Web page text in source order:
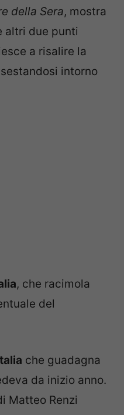
della Sera, mostra
altri due punti
a risalire la
intorno
, che racimola
del
che guadagna
da inizio anno.
Matteo Renzi